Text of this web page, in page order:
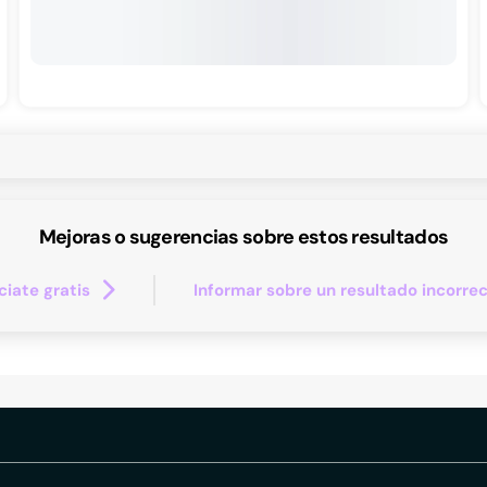
Mejoras o sugerencias sobre estos resultados
gratis Informar sobre un resultado